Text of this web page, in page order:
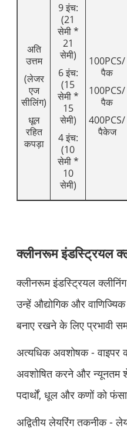
अति
उत्तम
(लेजर
एज
सीलिंग)
धूल
रहित
कपड़ा
9 इंच:
(21
सेमी *
21
सेमी)
6 इंच:
(15
सेमी *
15
सेमी)
4 इंच:
(10
सेमी *
10
सेमी)
100PCS/
पैक
100PCS/
पैक
400PCS/
पैकेज
क्लीनरूम इंडस्ट्रियल
क्लीनरूम इंडस्ट्रियल
उन्हें औद्योगिक और
बनाए रखने के लिए प्रभावी
अत्यधिक अवशोषक - वाइपर
अवशोषित करने और न्यूनतम
पदार्थों, धूल और कणों को
अद्वितीय लेयरिंग तकनीक -